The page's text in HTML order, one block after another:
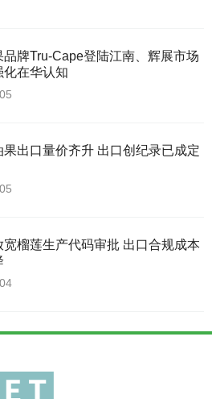
品牌Tru-Cape登陆江南、辉展市场
化在华认知
量价齐升 出口创纪录已成定
莲生产代码审批 出口合规成本